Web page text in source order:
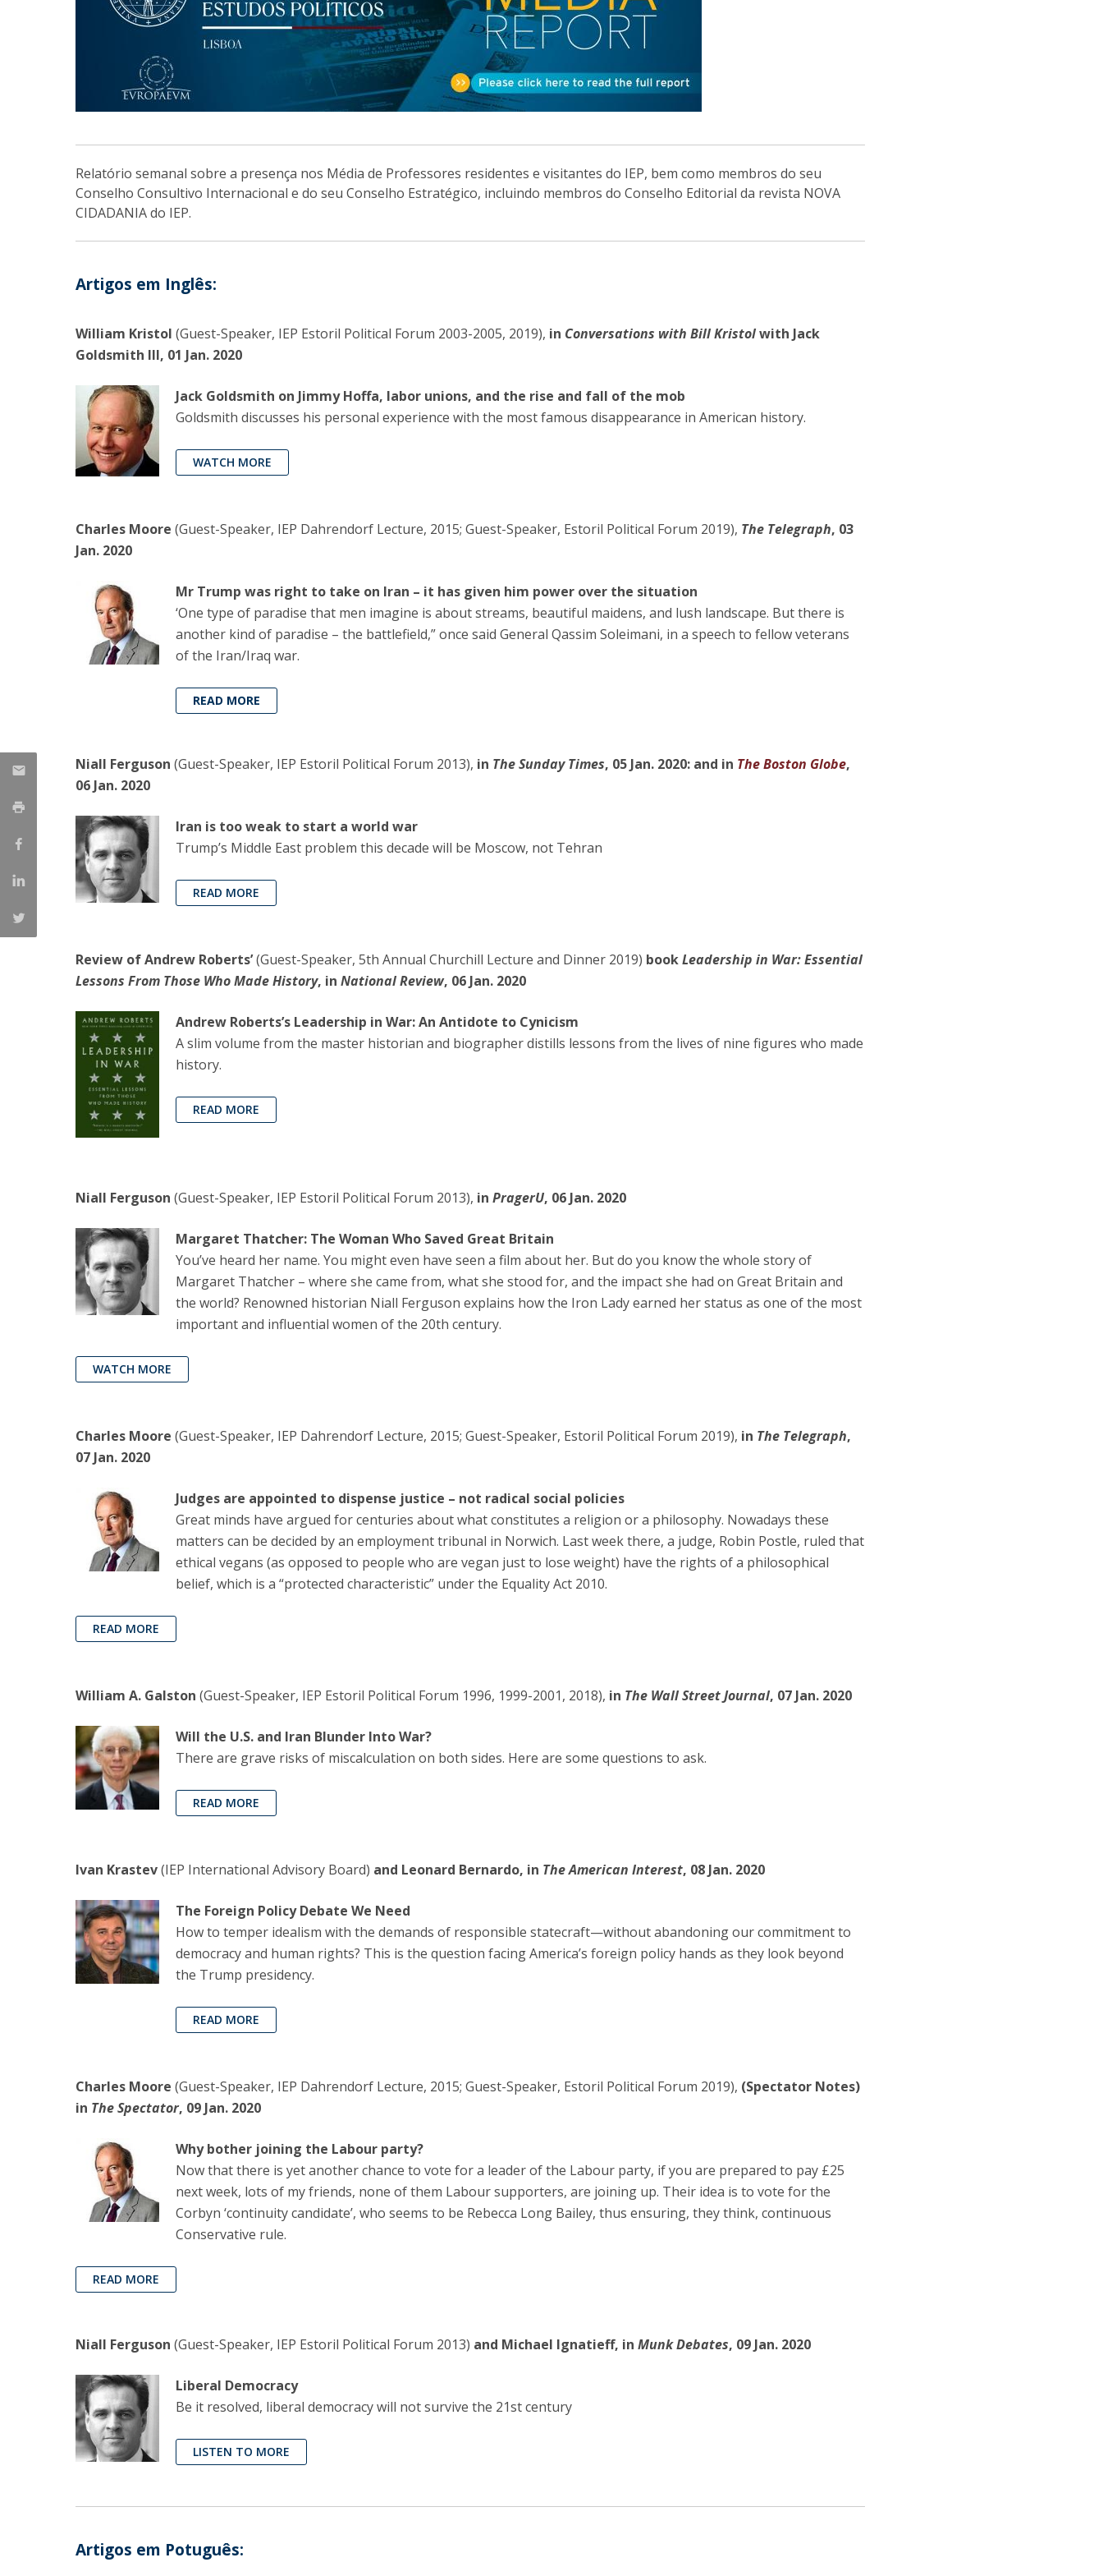
Centro de Investigação do Instituto de
Estudos Políticos
Centro de Estudos Europeus
Palestra Anual Alexis de Tocqueville
Conferências do Atlântico
Seminários Internacionais
Palestra Anual Winston Churchill
IEP Alumni Club
Relatório semanal sobre a presença nos Média de Professores residentes e visitantes do IEP, bem como membros do seu
Conselho Consultivo Internacional e do seu Conselho Estratégico, incluindo membros do Conselho Editorial da revista NOVA
CIDADANIA do IEP.
Artigos em Inglês:
William Kristol (Guest-Speaker, IEP Estoril Political Forum 2003-2005, 2019), in Conversations with Bill Kristolwith Jack
Goldsmith III, 01 Jan. 2020
Jack Goldsmith on Jimmy Hoffa, labor unions, and the rise and fall of the mob
Goldsmith discusses his personal experience with the most famous disappearance in American history.
WATCH MORE
Charles Moore (Guest-Speaker, IEP Dahrendorf Lecture, 2015; Guest-Speaker, Estoril Political Forum 2019), The Telegraph, 03
Jan. 2020
Mr Trump was right to take on Iran – it has given him power over the situation
‘One type of paradise that men imagine is about streams, beautiful maidens, and lush landscape. But there is
another kind of paradise – the battlefield,” once said General Qassim Soleimani, in a speech to fellow veterans
of the Iran/Iraq war.
READ MORE
Niall Ferguson (Guest-Speaker, IEP Estoril Political Forum 2013), in The Sunday Times, 05 Jan. 2020: and in The Boston Globe,
06 Jan. 2020
Iran is too weak to start a world war
Trump’s Middle East problem this decade will be Moscow, not Tehran
READ MORE
Review of Andrew Roberts’(Guest-Speaker, 5th Annual Churchill Lecture and Dinner 2019) bookLeadership in War: Essential
Lessons From Those Who Made History, in National Review, 06 Jan. 2020
Andrew Roberts’s Leadership in War: An Antidote to Cynicism
A slim volume from the master historian and biographer distills lessons from the lives of nine figures who made
history.
READ MORE
Niall Ferguson (Guest-Speaker, IEP Estoril Political Forum 2013), in PragerU, 06 Jan. 2020
Margaret Thatcher: The Woman Who Saved Great Britain
You’ve heard her name. You might even have seen a film about her. But do you know the whole story of
Margaret Thatcher – where she came from, what she stood for, and the impact she had on Great Britain and
the world? Renowned historian Niall Ferguson explains how the Iron Lady earned her status as one of the most
important and influential women of the 20th century.
WATCH MORE
Charles Moore (Guest-Speaker, IEP Dahrendorf Lecture, 2015; Guest-Speaker, Estoril Political Forum 2019), in The Telegraph,
07 Jan. 2020
Judges are appointed to dispense justice – not radical social policies
Great minds have argued for centuries about what constitutes a religion or a philosophy. Nowadays these
matters can be decided by an employment tribunal in Norwich. Last week there, a judge, Robin Postle, ruled that
ethical vegans (as opposed to people who are vegan just to lose weight) have the rights of a philosophical
belief, which is a “protected characteristic” under the Equality Act 2010.
READ MORE
William A. Galston (Guest-Speaker, IEP Estoril Political Forum 1996, 1999-2001, 2018), in The Wall Street Journal, 07 Jan. 2020
Will the U.S. and Iran Blunder Into War?
There are grave risks of miscalculation on both sides. Here are some questions to ask.
READ MORE
Ivan Krastev(IEP International Advisory Board) and Leonard Bernardo, in The American Interest, 08 Jan. 2020
The Foreign Policy Debate We Need
How to temper idealism with the demands of responsible statecraft—without abandoning our commitment to
democracy and human rights? This is the question facing America’s foreign policy hands as they look beyond
the Trump presidency.
READ MORE
Charles Moore (Guest-Speaker, IEP Dahrendorf Lecture, 2015; Guest-Speaker, Estoril Political Forum 2019), (Spectator Notes)
in The Spectator, 09 Jan. 2020
Why bother joining the Labour party?
Now that there is yet another chance to vote for a leader of the Labour party, if you are prepared to pay £25
next week, lots of my friends, none of them Labour supporters, are joining up. Their idea is to vote for the
Corbyn ‘continuity candidate’, who seems to be Rebecca Long Bailey, thus ensuring, they think, continuous
Conservative rule.
READ MORE
Niall Ferguson (Guest-Speaker, IEP Estoril Political Forum 2013) and Michael Ignatieff, in Munk Debates, 09 Jan. 2020
Liberal Democracy
Be it resolved, liberal democracy will not survive the 21st century
LISTEN TO MORE
Artigos em Potuguês: